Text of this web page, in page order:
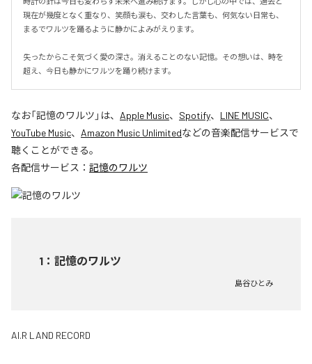
現在が幾度となく重なり、笑顔も涙も、交わした言葉も、何気ない日常も、
まるでワルツを踊るように静かによみがえります。
失ったからこそ気づく愛の深さ。消えることのない記憶。その想いは、時を
超え、今日も静かにワルツを踊り続けます。
なお「記憶のワルツ 」は、 Apple Music、 Spotify、 LINE MUSIC、
YouTube Music、 Amazon Music Unlimitedなどの音楽配信サービスで
聴くことができる。
各配信サービス： 記憶のワルツ
1 ： 記憶のワルツ
島谷ひとみ
AI.R LAND RECORD